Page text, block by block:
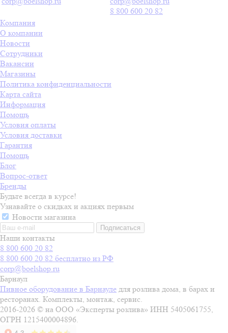
8 800 600 20 82
Компания
О компании
Новости
Сотрудники
Вакансии
Магазины
Политика конфиденциальности
Карта сайта
Информация
Помощь
Условия оплаты
Условия доставки
Гарантия
Помощь
Блог
Вопрос-ответ
Бренды
Будьте всегда в курсе!
Узнавайте о скидках и акциях первым
Новости магазина
Наши контакты
8 800 600 20 82
8 800 600 20 82 бесплатно из РФ
corp@boelshop.ru
Барнаул
Пивное оборудование в Барнауле для розлива дома, в барах и
ресторанах. Комплекты, монтаж, сервис.
2016-2026 © на ООО «Эксперты розлива» ИНН 5405061755,
ОГРН 1215400004896.